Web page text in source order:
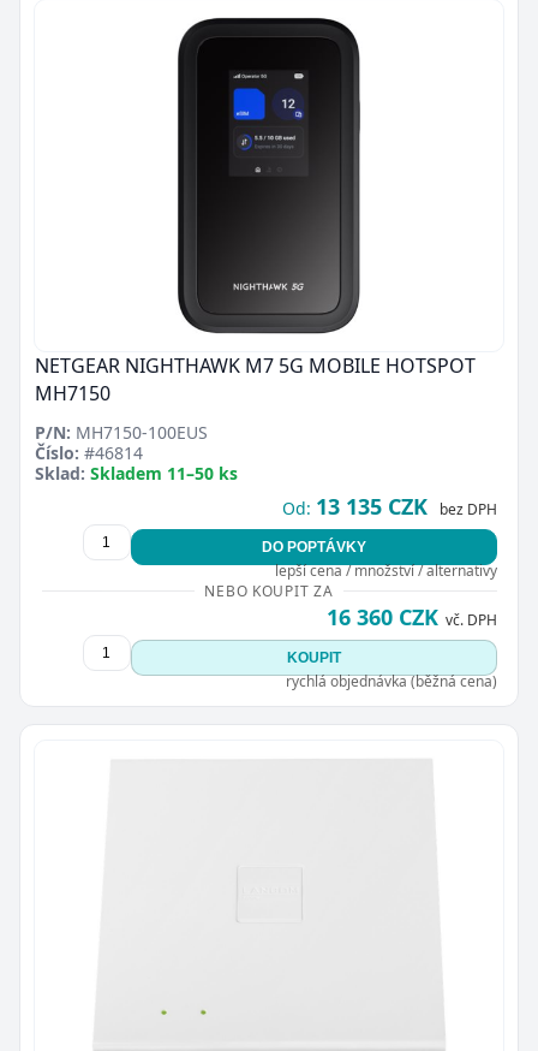
NETGEAR NIGHTHAWK M7 5G MOBILE HOTSPOT
MH7150
P/N: MH7150-100EUS
Číslo: #46814
Sklad: Skladem 11–50 ks
Od: 13 135 CZK bez DPH
DO POPTÁVKY
lepší cena / množství / alternativy
NEBO KOUPIT ZA
16 360 CZK vč. DPH
KOUPIT
rychlá objednávka (běžná cena)